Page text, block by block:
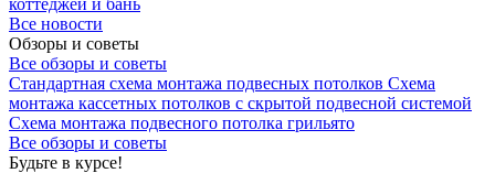
Все новости
Обзоры и советы
Все обзоры и советы
Стандартная схема монтажа подвесных потолков Схема
монтажа кассетных потолков с скрытой подвесной системой
Схема монтажа подвесного потолка грильято
Все обзоры и советы
Будьте в курсе!